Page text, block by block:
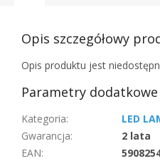
Opis szczegółowy
Opis produktu jest
Parametry dodatkowe
Kategoria:
LED
Gwarancja:
2 lata
EAN: